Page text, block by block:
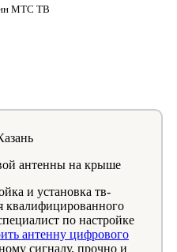
МТС ТВ
антенны на крыше
и установка тв-
квалифицированного
по настройке
антенну цифрового
сигналу, прочно и